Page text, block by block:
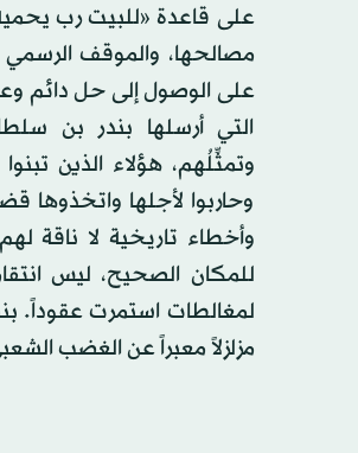
على قاعدة «للبيت رب
مصالحها، والموقف
على الوصول إلى حل دائم
التي أرسلها بندر بن
وتمثِّلُهم، هؤلاء الذين
وحاربوا لأجلها واتخذوها
وأخطاء تاريخية لا ناقة
للمكان الصحيح، ليس
لمغالطات استمرت عقوداً.
مزلزلاً معبراً عن الغضب